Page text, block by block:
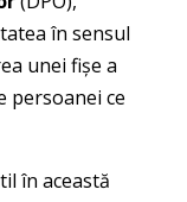
în sensul
unei fișe a
persoanei ce
în această